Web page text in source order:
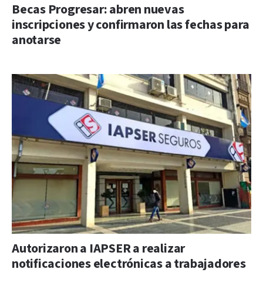
Becas Progresar: abren nuevas
inscripciones y confirmaron las fechas para
anotarse
Autorizaron a IAPSER a realizar
notificaciones electrónicas a trabajadores